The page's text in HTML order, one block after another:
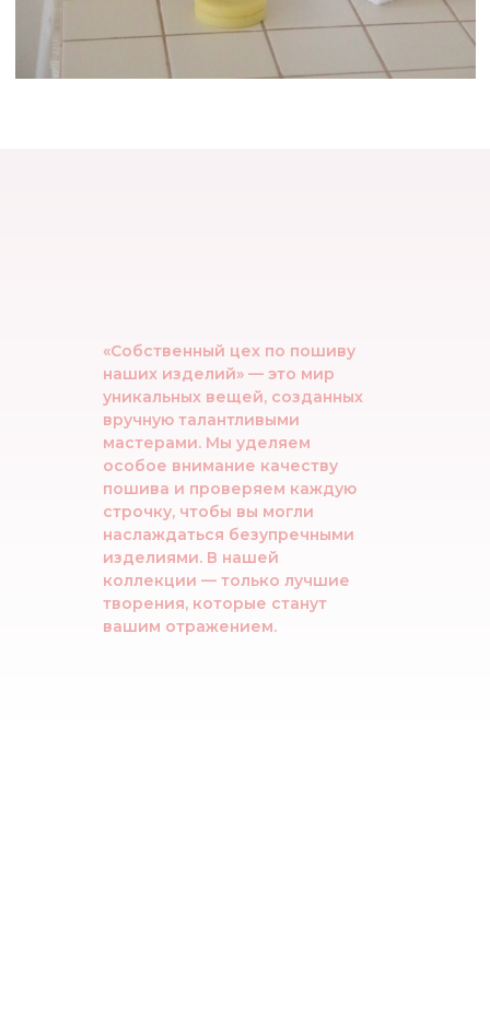
«Собственный цех по пошиву
наших изделий» — это мир
уникальных вещей, созданных
вручную талантливыми
мастерами. Мы уделяем
особое внимание качеству
пошива и проверяем каждую
строчку, чтобы вы могли
наслаждаться безупречными
изделиями. В нашей
коллекции — только лучшие
творения, которые станут
вашим отражением.
ADELE.FOR.YOU ©2022
TELEGRAM
СОЗДАТЕЛЬ САЙТА @BABBY_XDD